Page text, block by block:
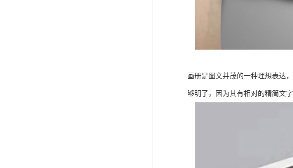
画册是图文并茂的一种理想表达
够明了，因为其有相对的精简文字